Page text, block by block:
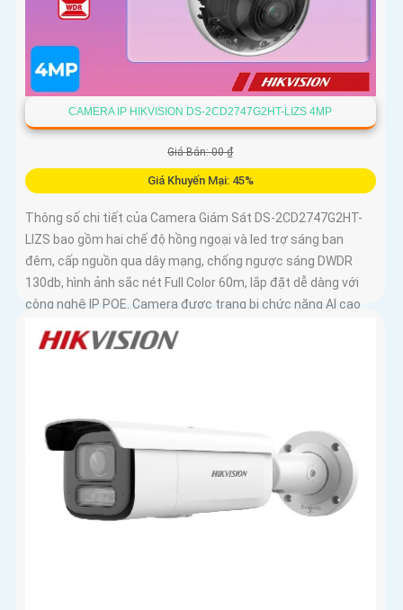
CAMERA IP HIKVISION DS-2CD2747G2HT-LIZS 4MP
Giá Bán: 00 ₫
Giá Khuyến Mại: 45%
Thông số chi tiết của Camera Giám Sát DS-2CD2747G2HT-
LIZS bao gồm hai chế độ hồng ngoại và led trợ sáng ban
đêm, cấp nguồn qua dây mạng, chống ngược sáng DWDR
130db, hình ảnh sắc nét Full Color 60m, lắp đặt dễ dàng với
công nghệ IP POE. Camera được trang bị chức năng AI cao